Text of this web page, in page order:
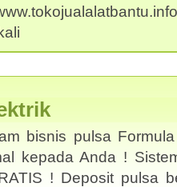
bisnis pulsa
kepada Anda !
! Deposit pulsa